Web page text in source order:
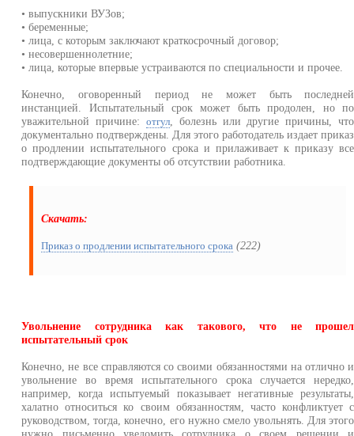
• выпускники ВУЗов;
• беременные;
• лица, с которым заключают краткосрочный договор;
• несовершеннолетние;
• лица, которые впервые устраиваются по специальности и прочее.
Конечно, оговоренный период не может быть последней
инстанцией. Испытательный срок может быть продолен, но по
уважительной причине: отгул, болезнь или другие причины, что
документально подтверждены. Для этого работодатель издает приказ
о продлении испытательного срока и прилаживает к приказу все
подтверждающие документы об отсутствии работника.
Скачать:
Приказ о продлении испытательного срока (222)
Увольнение сотрудника как такового, что не прошел
испытательный срок
Конечно, не все справляются со своими обязанностями на отлично и
увольнение во время испытательного срока случается нередко,
например, когда испытуемый показывает негативные результаты,
халатно относиться ко своим обязанностям, часто конфликтует с
руководством, тогда, конечно, его нужно смело увольнять. Для этого